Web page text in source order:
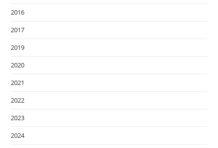
2016
2017
2019
2020
2021
2022
2023
2024